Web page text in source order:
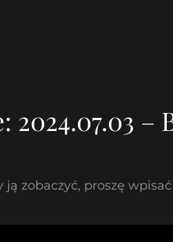
2024.07.03 –
zobaczyć, proszę wpisać